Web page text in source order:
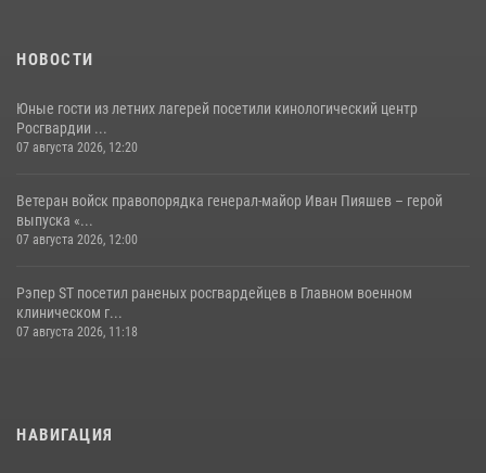
НОВОСТИ
Юные гости из летних лагерей посетили кинологический центр
Росгвардии ...
07 августа 2026, 12:20
Ветеран войск правопорядка генерал-майор Иван Пияшев – герой
выпуска «...
07 августа 2026, 12:00
Рэпер ST посетил раненых росгвардейцев в Главном военном
клиническом г...
07 августа 2026, 11:18
НАВИГАЦИЯ